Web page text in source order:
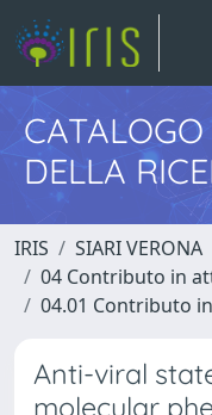
DELLA
IRIS
SIARI VERONA
04 Contributo in
04.01 Contributo
Anti-viral
molecular